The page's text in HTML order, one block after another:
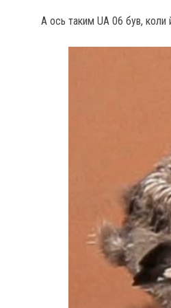
А ось таким UA 06 був, коли